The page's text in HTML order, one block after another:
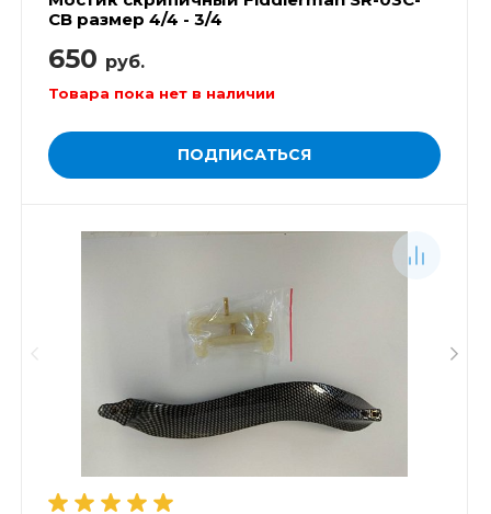
CB размер 4/4 - 3/4
650 руб.
Товара пока нет в наличии
ПОДПИСАТЬСЯ